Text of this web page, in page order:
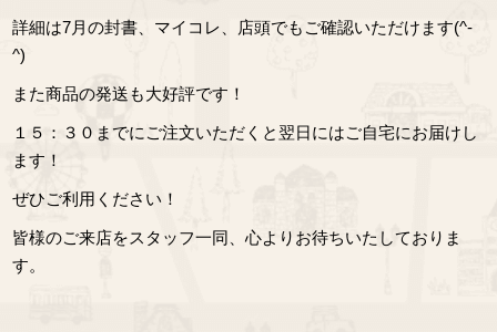
詳細は7月の封書、マイコレ、店頭でもご確認いただけます(^-
^)
また商品の発送も大好評です！
１５：３０までにご注文いただくと翌日にはご自宅にお届けし
ます！
ぜひご利用ください！
皆様のご来店をスタッフ一同、心よりお待ちいたしておりま
す。